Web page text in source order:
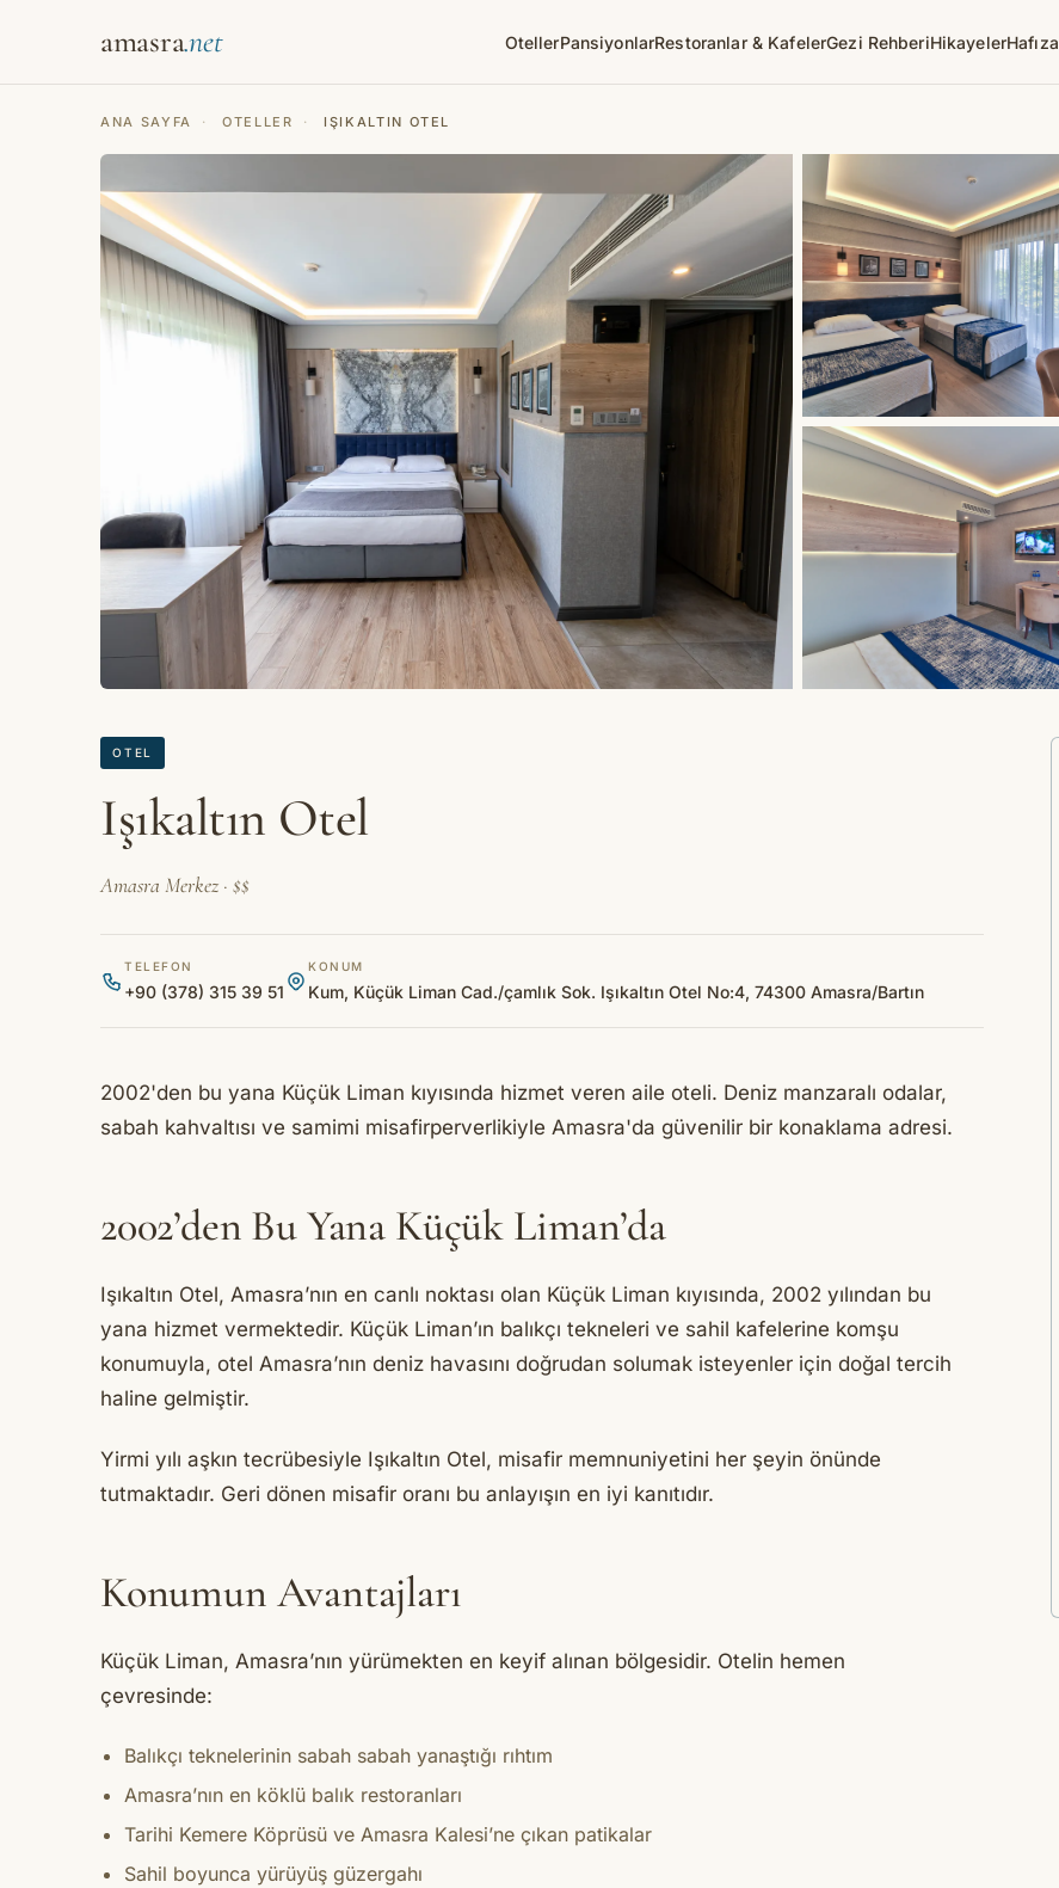
amasra OtellerPansiyonlarRestoranlar & KafelerGezi RehberiHikayelerHafıza
ANA SAYFA · OTELLER · IŞIKALTIN OTEL
OTEL
Işıkaltın Otel
Amasra Merkez · $$
TELEFON
+90 (378) 315 39 51
KONUM
Kum, Küçük Liman Cad./çamlık Sok. Işıkaltın Otel No:4, 74300 Amasra/Bartın
2002'den bu yana Küçük Liman kıyısında hizmet veren aile oteli. Deniz manzaralı odalar,
sabah kahvaltısı ve samimi misafirperverlikiyle Amasra'da güvenilir bir konaklama adresi.
2002’den Bu Yana Küçük Liman’da
Işıkaltın Otel, Amasra’nın en canlı noktası olan Küçük Liman kıyısında, 2002 yılından bu
yana hizmet vermektedir. Küçük Liman’ın balıkçı tekneleri ve sahil kafelerine komşu
konumuyla, otel Amasra’nın deniz havasını doğrudan solumak isteyenler için doğal tercih
haline gelmiştir.
Yirmi yılı aşkın tecrübesiyle Işıkaltın Otel, misafir memnuniyetini her şeyin önünde
tutmaktadır. Geri dönen misafir oranı bu anlayışın en iyi kanıtıdır.
Konumun Avantajları
Küçük Liman, Amasra’nın yürümekten en keyif alınan bölgesidir. Otelin hemen
çevresinde:
Balıkçı teknelerinin sabah sabah yanaştığı rıhtım
Amasra’nın en köklü balık restoranları
Tarihi Kemere Köprüsü ve Amasra Kalesi’ne çıkan patikalar
Sahil boyunca yürüyüş güzergahı